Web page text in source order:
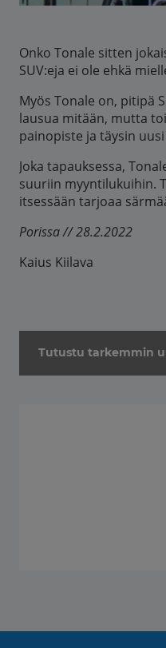
Onko Tonale sitten
SUV:eja ei ole ehkä
Myös Tonale on, pitipä
lausua mitään, mutta
painopiste ja täysin
Joka tapauksessa,
suuriin myyntilukuihin.
itsessään tarjoaa
Porissa // 28.2.2022
Kaius Kiilava
Tutustu tarkemmin